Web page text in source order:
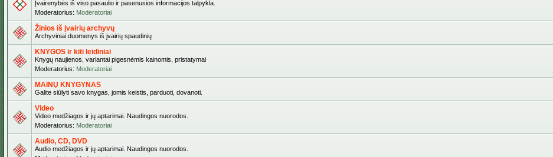
Įvairenybės iš viso pasaulio ir pasenusios informacijos talpykla.
Moderatorius: Moderatoriai
Žinios iš įvairių archyvų
Archyviniai duomenys iš įvairių spaudinių
KNYGOS ir kiti leidiniai
Knygų naujienos, variantai pigesnėmis kainomis, pristatymai
Moderatorius: Moderatoriai
MAINŲ KNYGYNAS
Galite siūlyti savo knygas, jomis keistis, parduoti, dovanoti.
Video
Video medžiagos ir jų aptarimai. Naudingos nuorodos.
Moderatorius: Moderatoriai
Audio, CD, DVD
Audio medžiagos ir jų aptarimai. Naudingos nuorodos.